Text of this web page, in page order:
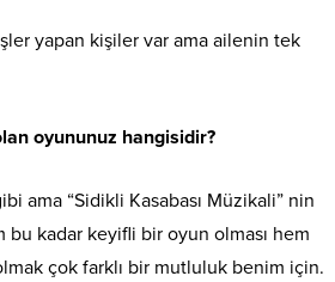
yapan kişiler var ama ailenin tek
oyununuz hangisidir?
ama “Sidikli Kasabası Müzikali” nin
bu kadar keyifli bir oyun olması hem
çok farklı bir mutluluk benim için.